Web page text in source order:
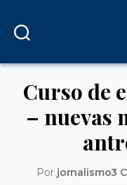
Curso de
– nuevas
Por jornalismo3